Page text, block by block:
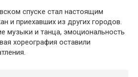
спуске стал настоящим
и приехавших из других городов.
музыки и танца, эмоциональность
хореография оставили